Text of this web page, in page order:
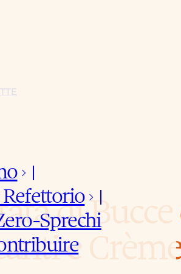
keyboard_arrow_down
keyboard_arrow_down
Sprechi
di
e